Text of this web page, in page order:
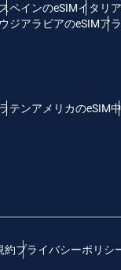
スペインのeSIMイタリ
ジアラビアのeSIMア
ラテンアメリカのeSIM
約プライバシーポリシ